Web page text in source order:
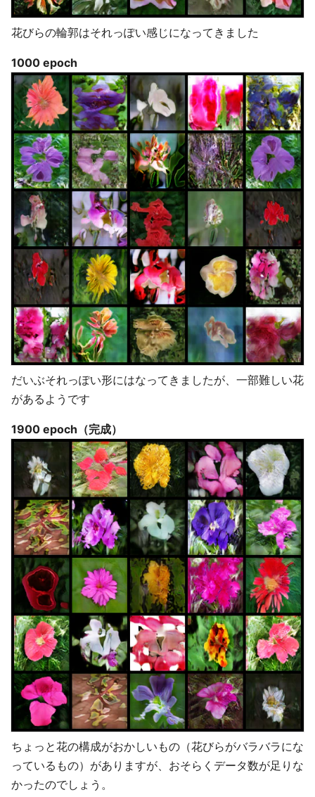
花びらの輪郭はそれっぽい感じになってきました
1000 epoch
だいぶそれっぽい形にはなってきましたが、一部難しい花
があるようです
1900 epoch（完成）
ちょっと花の構成がおかしいもの（花びらがバラバラにな
っているもの）がありますが、おそらくデータ数が足りな
かったのでしょう。